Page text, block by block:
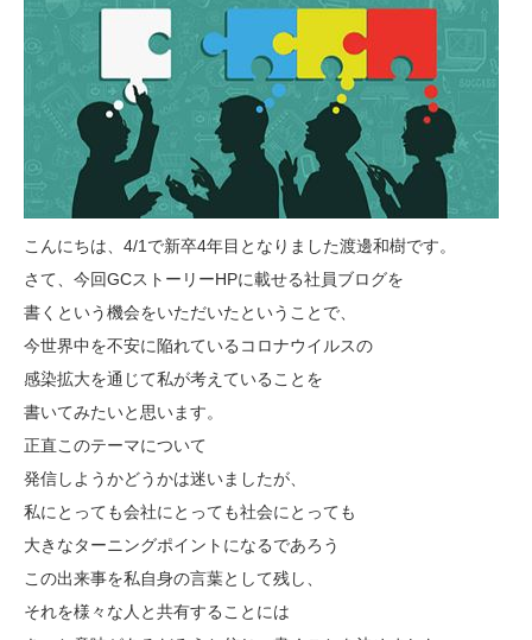
こんにちは、4/1で新卒4年目となりました渡邊和樹です。
さて、今回GCストーリーHPに載せる社員ブログを
書くという機会をいただいたということで、
今世界中を不安に陥れているコロナウイルスの
感染拡大を通じて私が考えていることを
書いてみたいと思います。
正直このテーマについて
発信しようかどうかは迷いましたが、
私にとっても会社にとっても社会にとっても
大きなターニングポイントになるであろう
この出来事を私自身の言葉として残し、
それを様々な人と共有することには